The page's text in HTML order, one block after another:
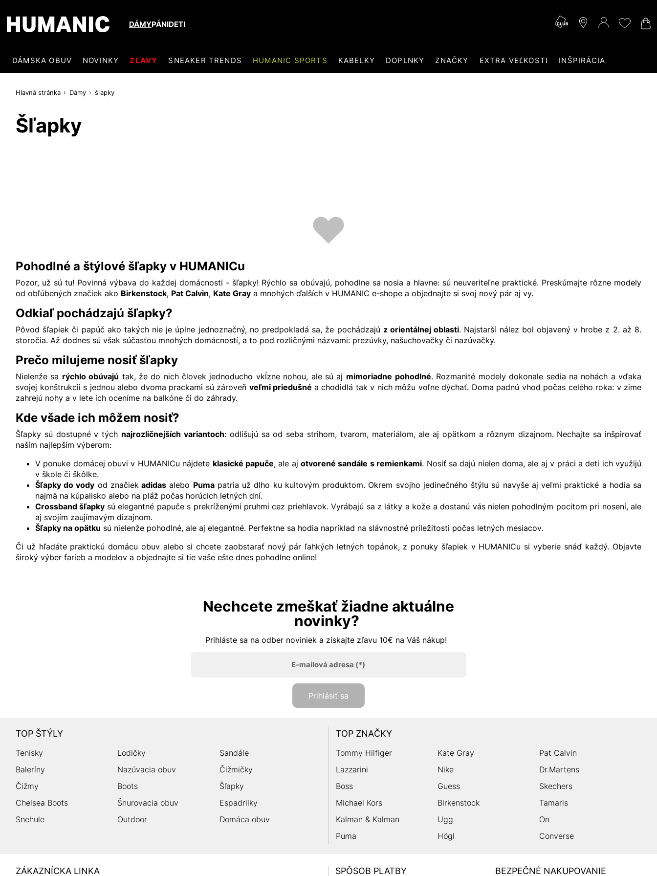
DÁMYPÁNIDETI
DÁMSKA OBUV NOVINKY ZĽAVY SNEAKER TRENDS HUMANIC SPORTS KABELKY DOPLNKY ZNAČKY EXTRA VEĽKOSTI INŠPIRÁCIA
Hlavná stránka Dámy šľapky
Šľapky
Pohodlné a štýlové šľapky v HUMANICu
Pozor, už sú tu! Povinná výbava do každej domácnosti - šľapky! Rýchlo sa obúvajú, pohodlne sa nosia a hlavne: sú neuveriteľne praktické. Preskúmajte rôzne modely
od obľúbených značiek ako Birkenstock, Pat Calvin, Kate Gray a mnohých ďalších v HUMANIC e-shope a objednajte si svoj nový pár aj vy.
Odkiaľ pochádzajú šľapky?
Pôvod šľapiek či papúč ako takých nie je úplne jednoznačný, no predpokladá sa, že pochádzajú z orientálnej oblasti. Najstarší nález bol objavený v hrobe z 2. až 8.
storočia. Až dodnes sú však súčasťou mnohých domácností, a to pod rozličnými názvami: prezúvky, našuchovačky či nazúvačky.
Prečo milujeme nosiť šľapky
Nielenže sa rýchlo obúvajú tak, že do nich človek jednoducho vkĺzne nohou, ale sú aj mimoriadne pohodlné. Rozmanité modely dokonale sedia na nohách a vďaka
svojej konštrukcii s jednou alebo dvoma prackami sú zároveň veľmi priedušné a chodidlá tak v nich môžu voľne dýchať. Doma padnú vhod počas celého roka: v zime
zahrejú nohy a v lete ich oceníme na balkóne či do záhrady.
Kde všade ich môžem nosiť?
Šľapky sú dostupné v tých najrozličnejších variantoch: odlišujú sa od seba strihom, tvarom, materiálom, ale aj opätkom a rôznym dizajnom. Nechajte sa inšpirovať
naším najlepším výberom:
V ponuke domácej obuvi v HUMANICu nájdete klasické papuče, ale ajotvorené sandále s remienkami. Nosiť sa dajú nielen doma, ale aj v práci a deti ich využijú
v škole či škôlke.
Šľapky do vody od značiek adidas alebo Pumapatria už dlho ku kultovým produktom. Okrem svojho jedinečného štýlu sú navyše aj veľmi praktické a hodia sa
najmä na kúpalisko alebo na pláž počas horúcich letných dní.
Crossband šľapky sú elegantné papuče s prekríženými pruhmi cez priehlavok. Vyrábajú sa z látky a kože a dostanú vás nielen pohodlným pocitom pri nosení, ale
aj svojím zaujímavým dizajnom.
Šľapky na opätku sú nielenže pohodlné, ale aj elegantné. Perfektne sa hodia napríklad na slávnostné príležitosti počas letných mesiacov.
Či už hľadáte praktickú domácu obuv alebo si chcete zaobstarať nový pár ľahkých letných topánok, z ponuky šľapiek v HUMANICu si vyberie snáď každý. Objavte
široký výber farieb a modelov a objednajte si tie vaše ešte dnes pohodlne online!
Nechcete zmeškať žiadne aktuálne
novinky?
Prihláste sa na odber noviniek a získajte zľavu 10€ na Váš nákup!
E-mailová adresa (*)
Prihlásiť sa
TOP ŠTÝLY
Tenisky Lodičky
Sandále
Baleríny
Nazúvacia obuv
Čižmičky
Čižmy
Boots
Šľapky
Chelsea Boots
Šnurovacia obuv
Espadrilky
Snehule
Outdoor Domáca obuv
TOP ZNAČKY
Tommy Hilfiger Kate Gray
Pat Calvin
Lazzarini
Nike
Dr.Martens
Boss
Guess
Skechers
Michael Kors
Birkenstock
Tamaris
Kalman & Kalman
Ugg
On
Puma
Högl Converse
HUMANIC
ZÁKAZNÍCKA LINKA SPÔSOB PLATBY BEZPEČNÉ NAKUPOVANIE